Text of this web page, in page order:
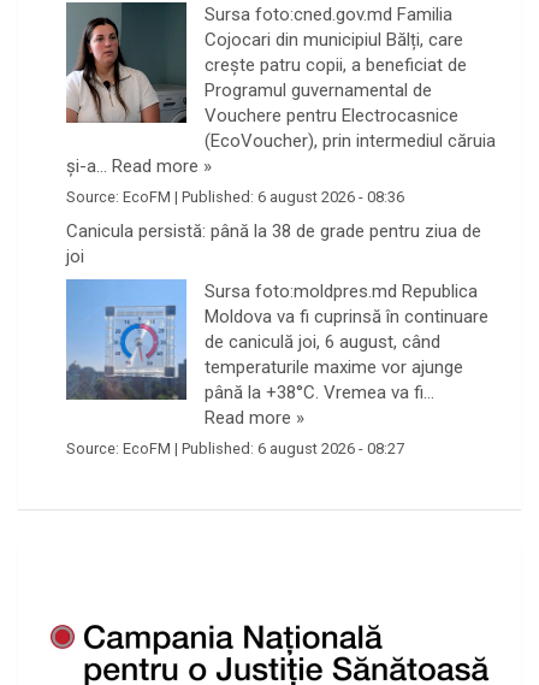
Sursa foto:cned.gov.md Familia
Cojocari din municipiul Bălți, care
crește patru copii, a beneficiat de
Programul guvernamental de
Vouchere pentru Electrocasnice
(EcoVoucher), prin intermediul căruia
și-a… Read more »
Source: EcoFM | Published: 6 august 2026 - 08:36
Canicula persistă: până la 38 de grade pentru ziua de
joi
Sursa foto:moldpres.md Republica
Moldova va fi cuprinsă în continuare
de caniculă joi, 6 august, când
temperaturile maxime vor ajunge
până la +38°C. Vremea va fi…
Read more »
Source: EcoFM | Published: 6 august 2026 - 08:27